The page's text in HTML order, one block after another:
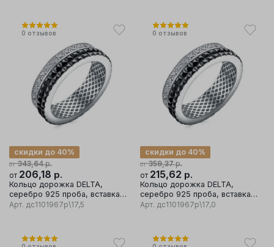
0 отзывов
от 343,64р.
скидки до 40%
от 206,18 р.
Кольцо дорожка DELTA,
серебро 925 проба, вставка
фианит
Арт. дс1101967р\17,5
0 отзывов
от 359,37р.
скидки до 40%
от 215,62 р.
Кольцо дорожка DELTA,
серебро 925 проба, вставка
фианит
Арт. дс1101967р\17,0